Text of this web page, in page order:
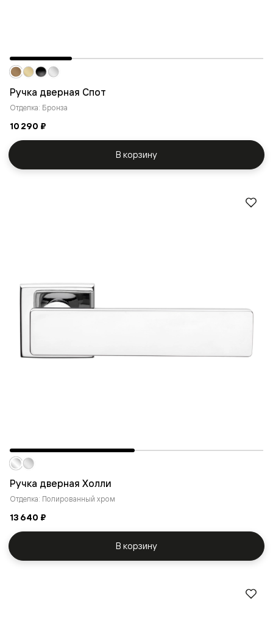
Ручка дверная Спот
Отделка: Бронза
10 290 ₽
В корзину
Ручка дверная Холли
Отделка: Полированный хром
13 640 ₽
В корзину